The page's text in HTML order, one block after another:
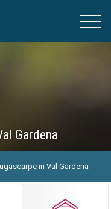
Gardena
in Val Gardena